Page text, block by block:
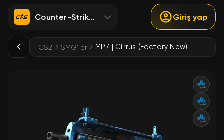
Counter-Strike 2 Giriş yap
CS2 SMG'ler MP7 | Cirrus (Factory New)